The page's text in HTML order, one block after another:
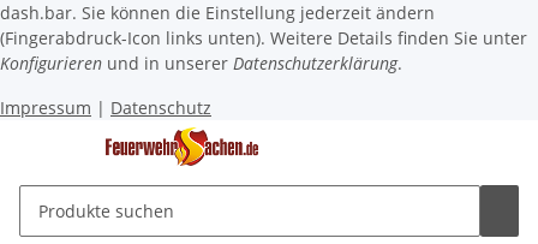
dash.bar. Sie können die Einstellung jederzeit ändern
(Fingerabdruck-Icon links unten). Weitere Details finden Sie unter
Konfigurieren und in unserer Datenschutzerklärung.
Impressum | Datenschutz